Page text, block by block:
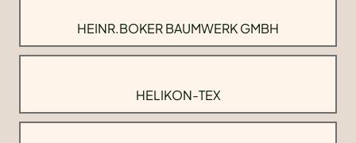
HEINR.BOKER BAUMWERK GMBH
HELIKON-TEX